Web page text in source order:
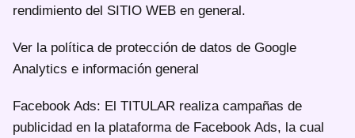
rendimiento del SITIO WEB en general.
Ver la política de protección de datos de Google
Analytics e información general
Facebook Ads: El TITULAR realiza campañas de
publicidad en la plataforma de Facebook Ads, la cual